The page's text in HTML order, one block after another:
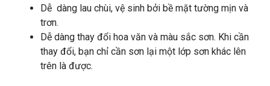
Dễ dàng lau chùi, vệ sinh bởi bề mặt tường mịn và
trơn.
Dễ dàng thay đổi hoa văn và màu sắc sơn. Khi cần
thay đổi, bạn chỉ cần sơn lại một lớp sơn khác lên
trên là được.